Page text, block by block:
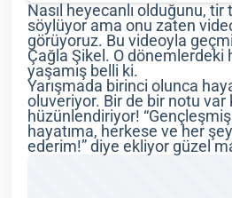
Nasıl heyecanlı olduğunu,
söylüyor ama onu zaten
görüyoruz. Bu videoyla
Çağla Şikel. O dönemlerdeki
yaşamış belli ki.
Yarışmada birinci olunca
oluveriyor. Bir de bir notu var
hüzünlendiriyor!
hayatıma, herkese ve her
ederim!” diye ekliyor güzel